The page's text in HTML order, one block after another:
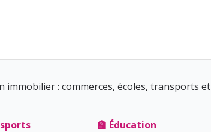
immobilier : commerces, écoles, transports et
🏫 Éducation